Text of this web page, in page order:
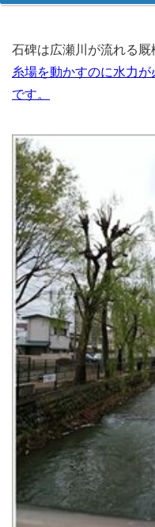
石碑は広瀬川が流れる厩
糸場を動かすのに水力
です。